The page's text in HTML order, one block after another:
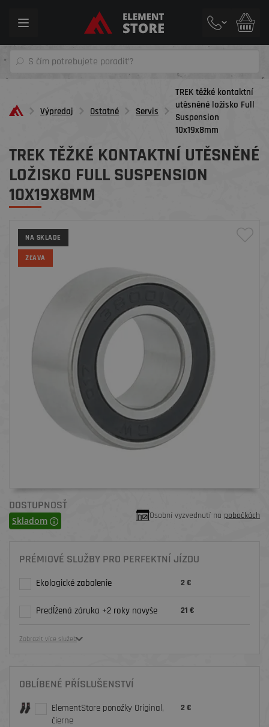
Toggle
Výpredaj Ostatné Servis
TREK těžké kontaktní
utěsněné ložisko Full
Suspension
10x19x8mm
TREK TĚŽKÉ KONTAKTNÍ UTĚSNĚNÉ
LOŽISKO FULL SUSPENSION
10X19X8MM
NA SKLADE
ZĽAVA
DOSTUPNOSŤ
Skladom Osobní vyzvednutí na pobočkách
PRÉMIOVÉ SLUŽBY PRO PERFEKTNÍ JÍZDU
Ekologické zabalenie 2 €
Predĺžená záruka +2 roky navyše 21 €
Zobrazit více služeb
OBLÍBENÉ PŘÍSLUŠENSTVÍ
ElementStore ponožky Original,
čierne
2 €